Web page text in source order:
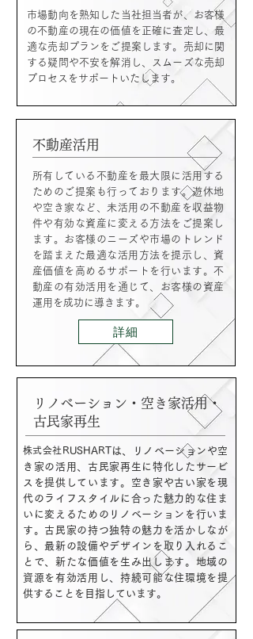
市場動向を熟知した当社担当者が、お客様
の不動産の現在の価値を正確に査定し、最
適な売却プランをご提案します。売却に関
する疑問や不安を解消し、スムーズな売却
プロセスをサポートいたします。
不動産活用
所有している不動産を最大限に活用する
ためのご提案も行っております。遊休地
や空き家など、未活用の不動産を収益物
件や有効な資産に変える方法をご提案し
ます。お客様のニーズや市場のトレンド
を踏まえた最適な活用方法を提示し、資
産価値を高めるサポートを行います。不
動産の有効活用を通じて、お客様の資産
運用を成功に導きます。
詳細
リノベーション・空き家活用・
古民家再生
株式会社 RUSHARTは、リノベーションや空
き家の活用、古民家再生に特化したサービ
スを提供しています。空き家や古い家を現
代のライフスタイルに合った魅力的な住ま
いに変えるためのリノベーションを行いま
す。古民家の持つ独特の魅力を活かしなが
ら、最新の設備やデザインを取り入れるこ
とで、新たな価値を生み出します。地域の
資源を有効活用し、持続可能な住環境を提
供することを目指しています。